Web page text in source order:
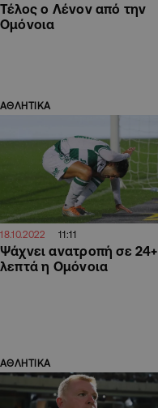
Τέλος ο Λένον από την
Ομόνοια
ΑΘΛΗΤΙΚΑ
18.10.2022 11:11
Ψάχνει ανατροπή σε 24+
λεπτά η Ομόνοια
ΑΘΛΗΤΙΚΑ